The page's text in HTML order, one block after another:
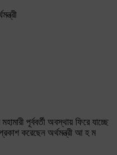
পূর্ববর্তী অবস্থায় ফিরে যাচ্ছে
করেছেন অর্থমন্ত্রী আ হ ম